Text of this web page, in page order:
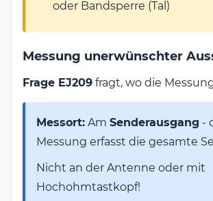
oder Bandsperre (Tal)
Messung unerwünschter
Frage EJ209 fragt, wo die
Messort: Am Senderausgang -
Messung erfasst die gesamte
Nicht an der Antenne oder mit
Hochohmtastkopf!